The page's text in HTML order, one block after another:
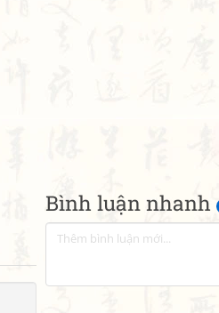
Bình luận nhanh